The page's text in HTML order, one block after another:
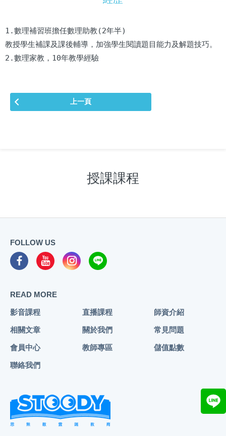
1.數理補習班擔任數理助教(2年半)
教授學生補課及課後輔導，加強學生閱讀題目能力及解題技巧。
2.數理家教，10年教學經驗
上一頁
授課課程
FOLLOW US
READ MORE
影音課程 直播課程 師資介紹
相關文章 關於我們 常見問題
會員中心 教師專區 儲值點數
聯絡我們